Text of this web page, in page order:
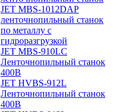
JET MBS-1012DAP
ленточнопильный станок
по металлу с
гидроразгрузкой
JET MBS-910LC
Ленточнопильный станок
400В
JET HVBS-912L
Ленточнопильный станок
400В